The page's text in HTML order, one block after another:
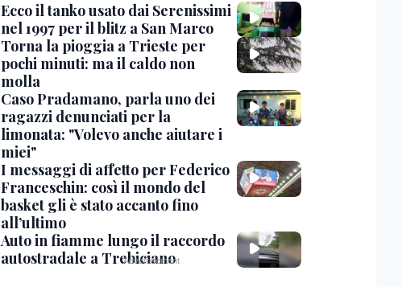
Ecco il tanko usato dai Serenissimi
nel 1997 per il blitz a San Marco
Torna la pioggia a Trieste per
pochi minuti: ma il caldo non
molla
Caso Pradamano, parla uno dei
ragazzi denunciati per la
limonata: "Volevo anche aiutare i
miei"
I messaggi di affetto per Federico
Franceschin: così il mondo del
basket gli è stato accanto fino
all’ultimo
Auto in fiamme lungo il raccordo
autostradale a Trebiciano